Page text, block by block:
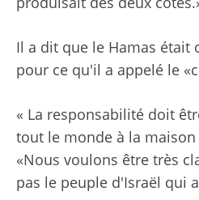
Il a dit que le Hamas était
pour ce qu'il a appelé le
« La responsabilité doit
tout le monde à la maison
«Nous voulons être très
pas le peuple d'Israël qui